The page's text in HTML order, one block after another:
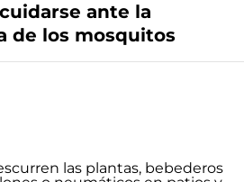
ante la
de los mosquitos